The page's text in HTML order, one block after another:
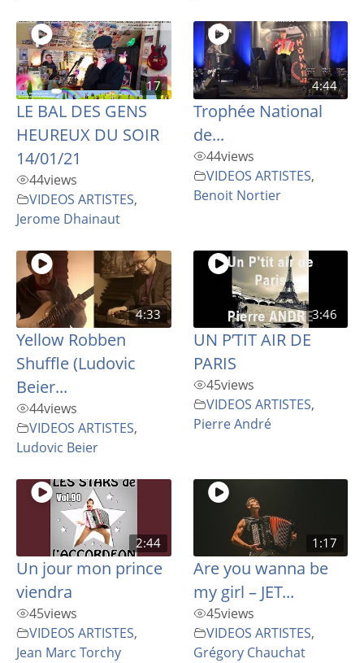
17
LE BAL DES GENS
HEUREUX DU SOIR
14/01/21
44views
VIDEOS ARTISTES,
Jerome Dhainaut
4:44
Trophée National
de...
44views
VIDEOS ARTISTES,
Benoit Nortier
4:33
Yellow Robben
Shuffle (Ludovic
Beier...
44views
VIDEOS ARTISTES,
Ludovic Beier
3:46
UN P’TIT AIR DE
PARIS
45views
VIDEOS ARTISTES,
Pierre André
2:44
Un jour mon prince
viendra
45views
VIDEOS ARTISTES,
Jean Marc Torchy
1:17
Are you wanna be
my girl – JET...
45views
VIDEOS ARTISTES,
Grégory Chauchat